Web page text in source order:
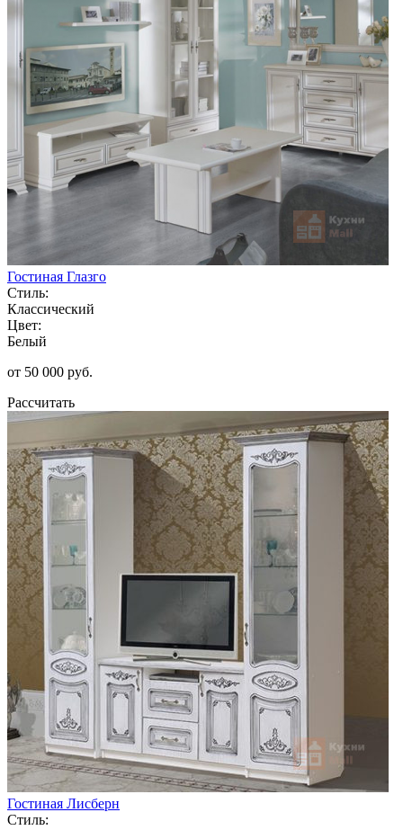
Гостиная Глазго
Стиль:
Классический
Цвет:
Белый
от 50 000 руб.
Рассчитать
Гостиная Лисберн
Стиль: